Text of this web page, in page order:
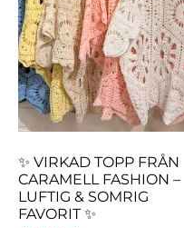
✨ VIRKAD TOPP FRÅN
CARAMELL FASHION –
LUFTIG & SOMRIG
FAVORIT ✨